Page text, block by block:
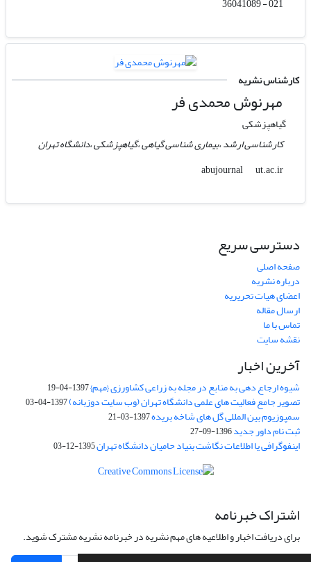
کارشناس نشریه
مهرنوش محمدی فر
گیاهپزشکی
کارشناسی ارشد ،بیماری شناسی گیاهی ،گیاهپزشکی ،دانشگاه تهران
abujournal
ut.ac.ir
دسترسی سریع
صفحه اصلی
درباره نشریه
اعضای هیات تحریریه
ارسال مقاله
تماس با ما
نقشه سایت
آخرین اخبار
شیوه ارجاع دهی به منابع در مجله به زراعی کشاورزی {مهم}1397-04-19
تصویر جامع فعالیت های علمی دانشگاه تهران (وب سایت دوزبانه)1397-04-03
سمپوزیوم بین المللی گل های شاخه بریده1397-03-21
ثبت نام داور جدید1396-09-27
اینفوگرافی یا اطلاعات نگاشت بنیاد حامیان دانشگاه تهران1395-12-03
اشتراک خبرنامه
برای دریافت اخبار و اطلاعیه های مهم نشریه در خبرنامه نشریه مشترک شوید.